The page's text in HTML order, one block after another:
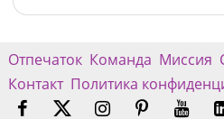
Отпечаток Команда Миссия
Контакт Политика